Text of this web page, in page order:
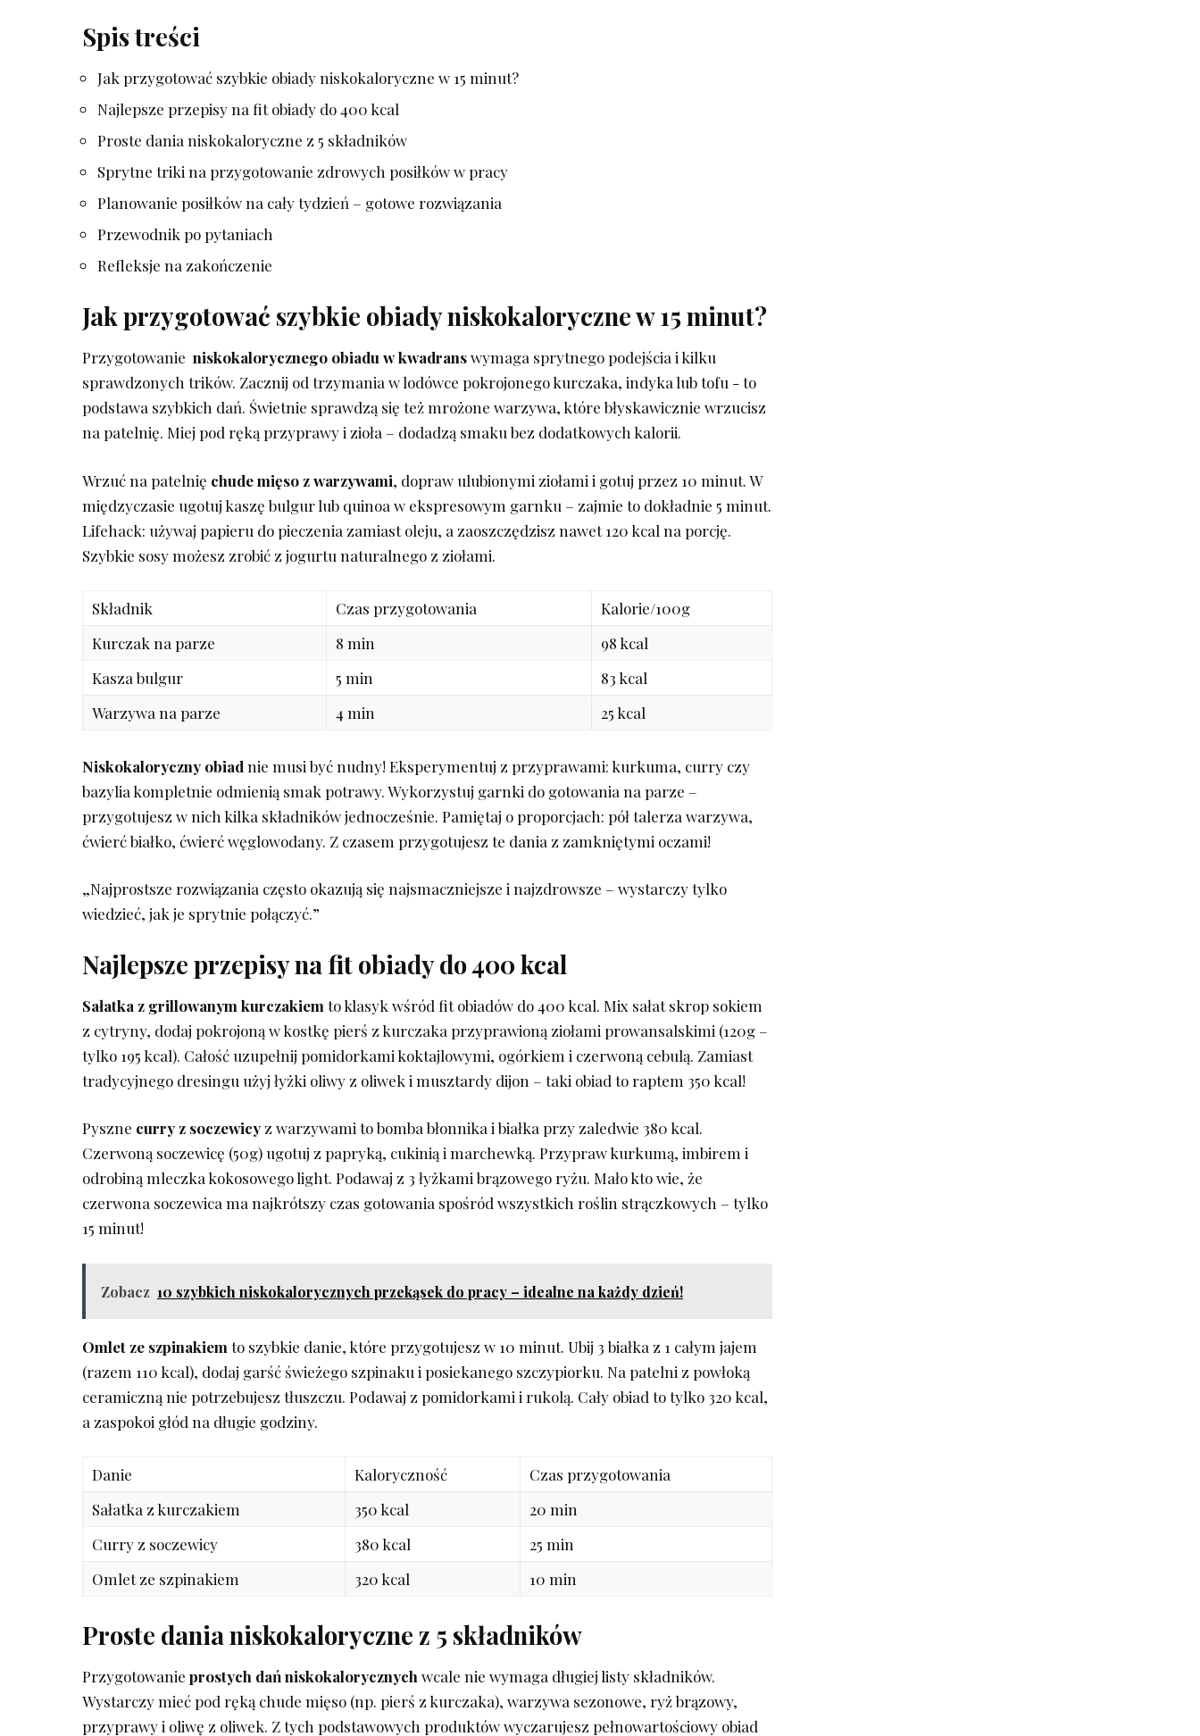
Spis treści
Jak przygotować szybkie ‌obiady niskokaloryczne w 15 ⁢minut?
Najlepsze przepisy na ⁤fit obiady⁢ do 400 kcal
Proste dania niskokaloryczne z 5 składników
Sprytne triki na przygotowanie zdrowych posiłków w pracy
Planowanie ‌posiłków‍ na cały‌ tydzień⁣ – gotowe rozwiązania
Przewodnik po pytaniach
Refleksje na zakończenie
Jak przygotować szybkie obiady niskokaloryczne w 15 minut?
Przygotowanie ‍ niskokalorycznego obiadu⁤ w kwadranswymaga sprytnego podejścia ⁢i kilku
sprawdzonych trików. Zacznij‍ od trzymania​ w lodówce pokrojonego kurczaka, indyka lub tofu -‌ to‍
podstawa szybkich dań. Świetnie sprawdzą się też mrożone warzywa, które błyskawicznie wrzucisz
na patelnię. Miej pod ręką przyprawy i zioła – dodadzą smaku bez dodatkowych kalorii.
Wrzuć na patelnię chude mięso z warzywami, dopraw ulubionymi ziołami i gotuj przez 10 minut. W
międzyczasie ugotuj ‍kaszę bulgur lub quinoa w ekspresowym garnku – zajmie to dokładnie 5 minut.
Lifehack: używaj papieru do pieczenia ⁢zamiast oleju, a zaoszczędzisz nawet 120⁣ kcal na porcję.
Szybkie sosy możesz zrobić z jogurtu naturalnego ‍z ziołami.
Składnik Czas przygotowania
Kalorie/100g
Kurczak na parze
8 min
98 kcal
Kasza‌ bulgur
5 min
83 kcal
Warzywa na parze
4 min 25 kcal
Niskokaloryczny ‍obiad nie musi być nudny! Eksperymentuj z przyprawami: kurkuma, curry czy
bazylia kompletnie odmienią smak potrawy. Wykorzystuj garnki do gotowania na⁣ parze –
przygotujesz w ​nich kilka składników jednocześnie. Pamiętaj o proporcjach:⁣ pół talerza warzywa,
ćwierć białko, ćwierć węglowodany. Z czasem przygotujesz te dania z zamkniętymi oczami!
„Najprostsze rozwiązania często ⁤okazują się najsmaczniejsze i najzdrowsze – wystarczy tylko‌
wiedzieć, jak je sprytnie połączyć.”
Najlepsze przepisy⁤ na fit obiady do 400 kcal
Sałatka z ‌grillowanym‌ kurczakiem to⁢ klasyk wśród fit obiadów do 400 kcal.‍ Mix​ sałat skrop ⁣sokiem
z cytryny, dodaj pokrojoną w kostkę pierś‌ z kurczaka przyprawioną ziołami prowansalskimi (120g –
tylko 195 kcal). Całość uzupełnij pomidorkami koktajlowymi, ogórkiem i czerwoną⁢ cebulą. Zamiast
tradycyjnego dresingu użyj łyżki oliwy​ z oliwek i musztardy dijon – taki obiad to ⁤raptem 350 ⁤kcal!
Pyszne curry z soczewicy z warzywami to bomba błonnika⁢ i białka przy zaledwie 380 kcal.
Czerwoną soczewicę (50g) ugotuj z papryką, cukinią i marchewką. Przypraw kurkumą, imbirem i
odrobiną mleczka‌ kokosowego light.⁤ Podawaj z 3 łyżkami brązowego ryżu. Mało kto wie, że
czerwona soczewica​ ma najkrótszy ⁢czas gotowania spośród wszystkich⁢ roślin‍ strączkowych – tylko
15 minut!
Zobacz 10 szybkich niskokalorycznych przekąsek do pracy – idealne na każdy dzień!
Omlet ze szpinakiem to szybkie⁣ danie, które ‌przygotujesz w 10 minut. Ubij 3 białka z 1 całym jajem
(razem 110 kcal),⁣ dodaj garść świeżego szpinaku i⁤ posiekanego szczypiorku.​ Na‌ patelni z powłoką
ceramiczną nie potrzebujesz tłuszczu. Podawaj z pomidorkami i rukolą. Cały obiad ⁣to tylko 320 ‍kcal,
a zaspokoi głód na długie godziny.
Danie Kaloryczność
Czas przygotowania
Sałatka z kurczakiem
350⁤ kcal
20 min
Curry z soczewicy
380 kcal
25 min
Omlet ze szpinakiem
320​ kcal 10 ⁤min
Proste dania ​niskokaloryczne z 5 składników
Przygotowanie prostych dań niskokalorycznych wcale ⁤nie wymaga​ długiej listy ​składników.
Wystarczy mieć⁤ pod ręką chude mięso (np. pierś z kurczaka), warzywa sezonowe,⁤ ryż brązowy, ​
przyprawy i oliwę z oliwek. Z ​tych podstawowych produktów wyczarujesz pełnowartościowy obiad